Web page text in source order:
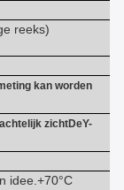
reeks)
kan worden
zichtDeY-
idee.+70°C